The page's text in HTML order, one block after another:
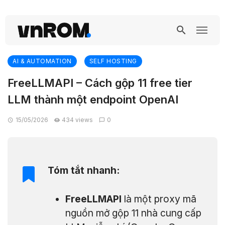
AI & AUTOMATION SELF HOSTING
FreeLLMAPI – Cách gộp 11 free tier
LLM thành một endpoint OpenAI
15/05/2026 434 views 0
Tóm tắt nhanh:
FreeLLMAPI là một proxy mã
nguồn mở gộp 11 nhà cung cấp